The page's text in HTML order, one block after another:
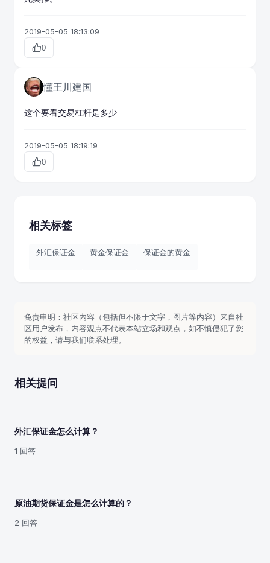
2019-05-05 18:13:09
0
懂王川建国
这个要看交易杠杆是多少
2019-05-05 18:19:19
0
相关标签
外汇保证金 黄金保证金 保证金的黄金
免责申明：社区内容（包括但不限于文字，图片等内容）来自社
区用户发布，内容观点不代表本站立场和观点，如不慎侵犯了您
的权益，请与我们联系处理。
相关提问
外汇保证金怎么计算？
1 回答
原油期货保证金是怎么计算的？
2 回答